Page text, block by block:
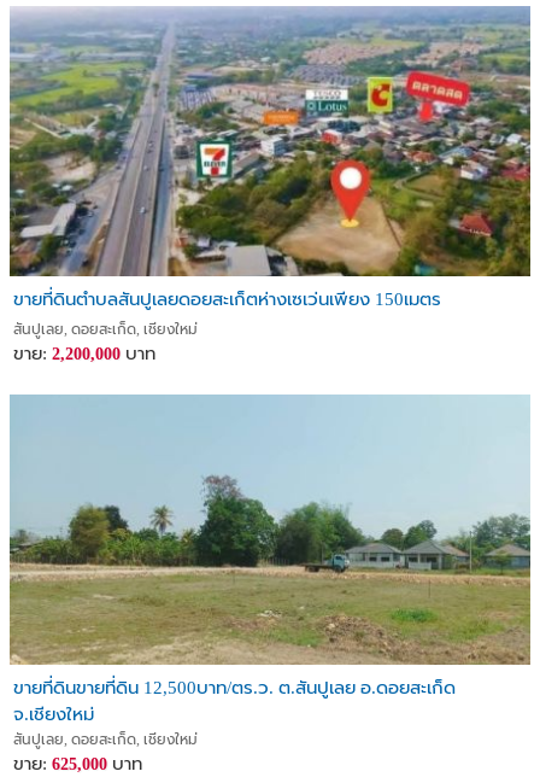
ขายที่ดินตำบลสันปูเลยดอยสะเก็ตห่างเซเว่นเพียง 150เมตร
สันปูเลย, ดอยสะเก็ด, เชียงใหม่
ขาย: 2,200,000 บาท
ขายที่ดินขายที่ดิน 12,500บาท/ตร.ว. ต.สันปูเลย อ.ดอยสะเก็ด
จ.เชียงใหม่
สันปูเลย, ดอยสะเก็ด, เชียงใหม่
ขาย: 625,000 บาท